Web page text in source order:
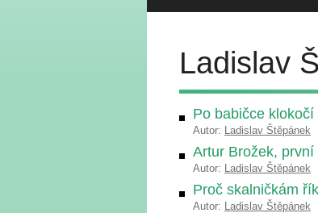
Ladislav
Po babičce klokočí
Autor: Ladislav Štěpánek
Artur Brožek,
Autor: Ladislav Štěpánek
Proč skalničkám
Autor: Ladislav Štěpánek